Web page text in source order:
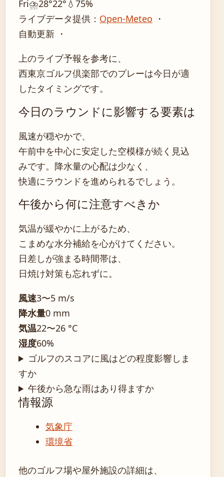
Fri⛈️28°22° 💧75%
ライブデータ提供： Open-Meteo ・
自動更新 ・
上のライブ予報を参考に、
西東京ゴルフ倶楽部でのプレーは今日が適
したタイミングです。
今日のラウンドに影響する要素は
風速が穏やかで、
午前中を中心に安定した空模様が続く見込
みです。降水量の心配は少なく、
快適にラウンドを進められるでしょう。
午後から何に注意すべきか
気温が緩やかに上がるため、
こまめな水分補給を心がけてください。
日差しが強まる時間帯は、
日焼け対策も忘れずに。
風速3〜5 m/s
降水量0 mm
気温22〜26 °C
湿度60%
ゴルフのスコアに風はどの程度影響しま
すか
午後から急な雨はあり得ますか
情報源
気象庁
環境省
他のゴルフ場や屋外施設の詳細は、